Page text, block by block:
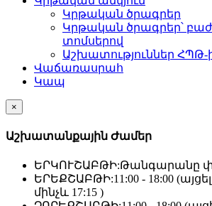
Կրթական ծրագրեր
Կրթական ծրագրեր՝
տոմսերով
Աշխատություններ ՀՊԹ-
Վաճառասրահ
Կապ
×
Աշխատանքային Ժամեր
ԵՐԿՈՒՇԱԲԹԻ:Թանգարանը
ԵՐԵՔՇԱԲԹԻ:11:00 - 18:00
մինչև 17:15 )